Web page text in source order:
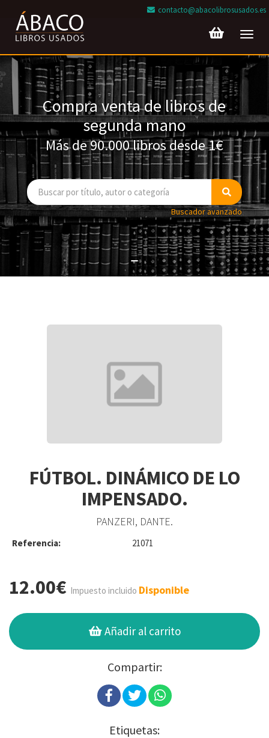
contacto@abacolibrosusados.es
Compra venta de libros de
segunda mano
Más de 90.000 libros desde 1€
Buscador avanzado
FÚTBOL. DINÁMICO DE LO
IMPENSADO.
PANZERI, DANTE.
Referencia: 21071
12.00€ Impuesto incluido Disponible
Añadir al carrito
Compartir:
Etiquetas: